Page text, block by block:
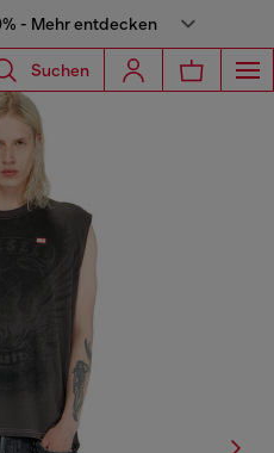
- Mehr entdecken
Suchen